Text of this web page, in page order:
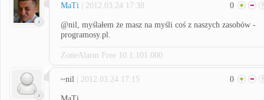
MaTi | 2012.03.24 17:38 0
@nil, myślałem że masz na myśli coś z naszych zasobów -
programosy.pl.
ZoneAlarm Free 10.1.101.000
~nil | 2012.03.24 17:15 0